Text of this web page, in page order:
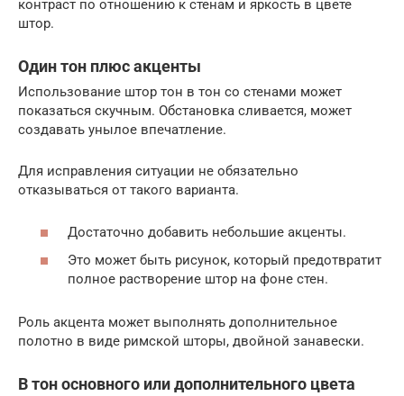
контраст по отношению к стенам и яркость в цвете
штор.
Один тон плюс акценты
Использование штор тон в тон со стенами может
показаться скучным. Обстановка сливается, может
создавать унылое впечатление.
Для исправления ситуации не обязательно
отказываться от такого варианта.
Достаточно добавить небольшие акценты.
Это может быть рисунок, который предотвратит
полное растворение штор на фоне стен.
Роль акцента может выполнять дополнительное
полотно в виде римской шторы, двойной занавески.
В тон основного или дополнительного цвета